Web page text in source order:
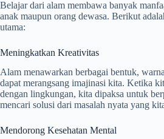
Belajar dari alam membawa banyak
anak maupun orang dewasa. Berikut
utama:
Meningkatkan Kreativitas
Alam menawarkan berbagai bentuk,
dapat merangsang imajinasi kita. Ketika
dengan lingkungan, kita dipaksa untuk
mencari solusi dari masalah nyata yang
Mendorong Kesehatan Mental